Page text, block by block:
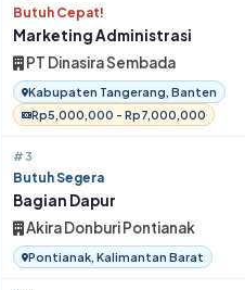
Butuh Cepat!
Marketing Administrasi
PT Dinasira Sembada
Kabupaten Tangerang, Banten
Rp5,000,000 - Rp7,000,000
#3
Butuh Segera
Bagian Dapur
Akira Donburi Pontianak
Pontianak, Kalimantan Barat